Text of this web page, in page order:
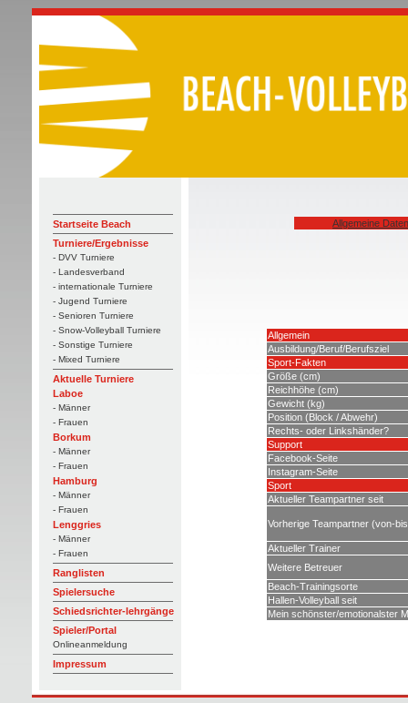
Startseite Beach
Turniere/Ergebnisse
- DVV Turniere
- Landesverband
- internationale Turniere
- Jugend Turniere
- Senioren Turniere
- Snow-Volleyball Turniere
- Sonstige Turniere
- Mixed Turniere
Aktuelle Turniere
Laboe
- Männer
- Frauen
Borkum
- Männer
- Frauen
Hamburg
- Männer
- Frauen
Lenggries
- Männer
- Frauen
Ranglisten
Spielersuche
Schiedsrichter-lehrgänge
Spieler/Portal
Onlineanmeldung
Impressum
Allgemeine
Allgemein
Ausbildung/Beruf/Berufsziel
Sport-Fakten
Größe (cm)
Reichhöhe (cm)
Gewicht (kg)
Position (Block / Abwehr)
Rechts- oder Linkshänder?
Support
Facebook-Seite
Instagram-Seite
Sport
Aktueller Teampartner seit
Vorherige Teampartner (von-
Aktueller Trainer
Weitere Betreuer
Beach-Trainingsorte
Hallen-Volleyball seit
Mein schönster/emotionalster